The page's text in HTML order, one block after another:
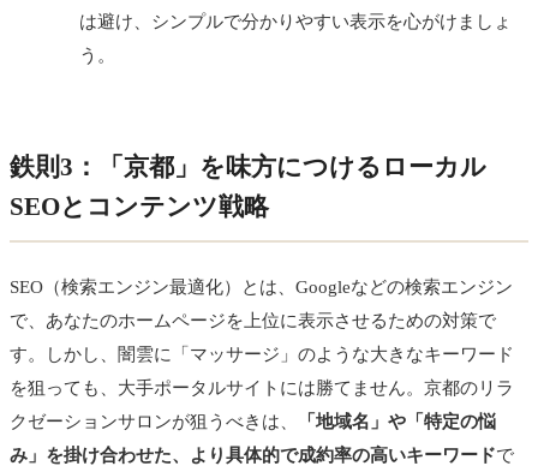
は避け、シンプルで分かりやすい表示を心がけましょ
う。
鉄則3：「京都」を味方につけるローカル
SEOとコンテンツ戦略
SEO（検索エンジン最適化）とは、Googleなどの検索エンジン
で、あなたのホームページを上位に表示させるための対策で
す。しかし、闇雲に「マッサージ」のような大きなキーワード
を狙っても、大手ポータルサイトには勝てません。京都のリラ
クゼーションサロンが狙うべきは、
「地域名」や「特定の悩
み」を掛け合わせた、より具体的で成約率の高いキーワードで